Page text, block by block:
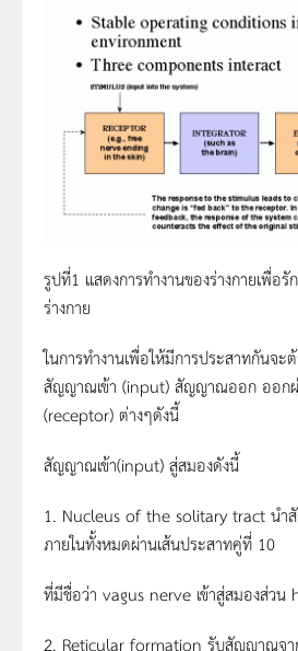
รูปที่1 แสดงการทำงานของร่างกายเพื่อรั
ร่างกาย
ในการทำงานเพื่อให้มีการประสาทกันจ
สัญญาณเข้า (input) สัญญาณออก ออก
(receptor) ต่างๆดังนี้
สัญญาณเข้า(input) สู่สมองดังนี้
1. Nucleus of the solitary tract นำ
ภายในทั้งหมดผ่านเส้นประสาทคู่ที่ 10
ที่มีชื่อว่า vagus nerve เข้าสู่สมองส่ว
2. Reticular formation รับสัญญาณจา